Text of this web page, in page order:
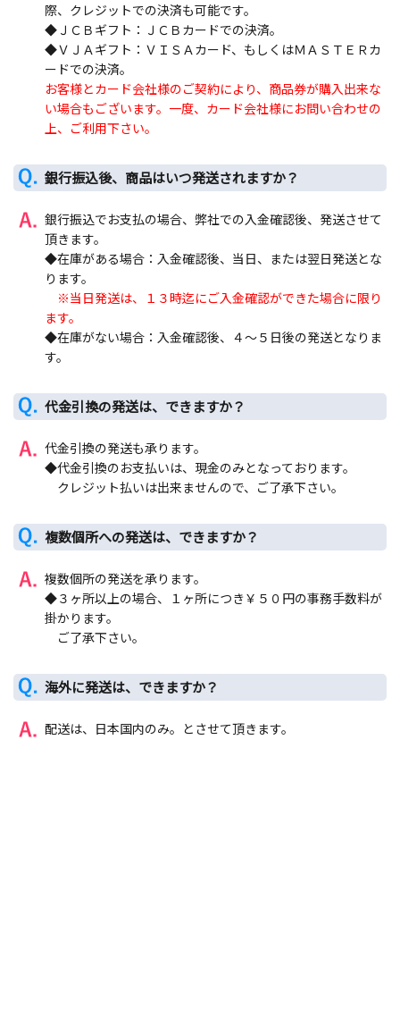
際、クレジットでの決済も可能です。
◆ＪＣＢギフト：ＪＣＢカードでの決済。
◆ＶＪＡギフト：ＶＩＳＡカード、もしくはＭＡＳＴＥＲカ
ードでの決済。
お客様とカード会社様のご契約により、商品券が購入出来な
い場合もございます。一度、カード会社様にお問い合わせの
上、ご利用下さい。
銀行振込後、商品はいつ発送されますか？
銀行振込でお支払の場合、弊社での入金確認後、発送させて
頂きます。
◆在庫がある場合：入金確認後、当日、または翌日発送とな
ります。
※当日発送は、 １３時迄にご入金確認ができた場合に限り
ます。
◆在庫がない場合：入金確認後、４～５日後の発送となりま
す。
代金引換の発送は、できますか？
代金引換の発送も承ります。
◆代金引換のお支払いは、現金のみとなっております。
クレジット払いは出来ませんので、ご了承下さい。
複数個所への発送は、できますか？
複数個所の発送を承ります。
◆３ヶ所以上の場合、１ヶ所につき￥５０円の事務手数料が
掛かります。
ご了承下さい。
海外に発送は、できますか？
配送は、日本国内のみ。とさせて頂きます。